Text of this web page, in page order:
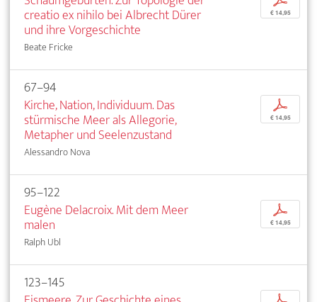
creatio ex nihilo bei Albrecht Dürer
und ihre Vorgeschichte
Beate Fricke
€ 14,95
67–94
Kirche, Nation, Individuum. Das
stürmische Meer als Allegorie,
Metapher und Seelenzustand
Alessandro Nova
p
€ 14,95
95–122
Eugène Delacroix. Mit dem Meer
malen
Ralph Ubl
p
€ 14,95
123–145